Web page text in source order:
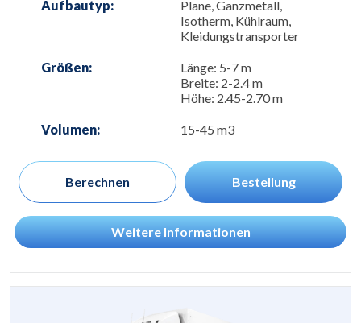
Aufbautyp:
Plane, Ganzmetall,
Isotherm, Kühlraum,
Kleidungstransporter
Größen:
Länge: 5-7 m
Breite: 2-2.4 m
Höhe: 2.45-2.70 m
Volumen: 15-45 m3
Berechnen Bestellung
Weitere Informationen